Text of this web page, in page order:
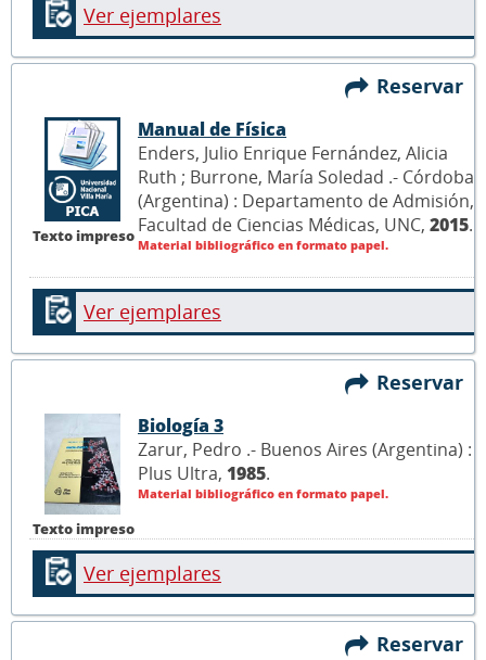
Ver ejemplares
Reservar
Texto impreso
Manual de Física
Enders, Julio Enrique Fernández, Alicia
Ruth ; Burrone, María Soledad .- Córdoba
(Argentina) : Departamento de Admisión,
Facultad de Ciencias Médicas, UNC, 2015.
Material bibliográfico en formato papel.
Ver ejemplares
Reservar
Texto impreso
Biología 3
Zarur, Pedro .- Buenos Aires (Argentina) :
Plus Ultra, 1985.
Material bibliográfico en formato papel.
Ver ejemplares
Reservar